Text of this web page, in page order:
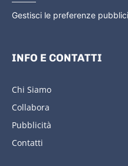
Gestisci le preferenze
INFO E CONTATTI
Chi Siamo
Collabora
Pubblicità
Contatti